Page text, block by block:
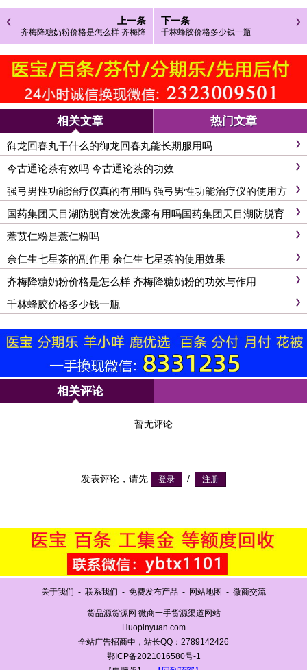
上一条
齐梅降糖奶粉价格是怎么样 齐梅降
下一条
千林蜂胶价格多少钱一瓶
相关文章 热门文章
御龙回春丸干什么的御龙回春丸能长期服用吗
今古通论茶有效吗 今古通论茶的功效
强弓男性功能治疗仪真的有用吗 强弓男性功能治疗仪的使用方
法
国药集团天目湖防脱育发洗发露有用吗国药集团天目湖防脱育
发洗发露怎么用
薏苡仁粉是薏仁粉吗
余仁生七星茶的副作用 余仁生七星茶的使用效果
齐梅降糖奶粉价格是怎么样 齐梅降糖奶粉的功效与作用
千林蜂胶价格多少钱一瓶
相关评论
暂无评论
发表评论，请先 /
关于我们 - 联系我们 - 免费发布产品 - 网站地图 - 微商交流
货品源货源网 微商一手货源渠道网站
Huopinyuan.com
全站广告招商中，站长QQ：2789142426
鄂ICP备2021016580号-1